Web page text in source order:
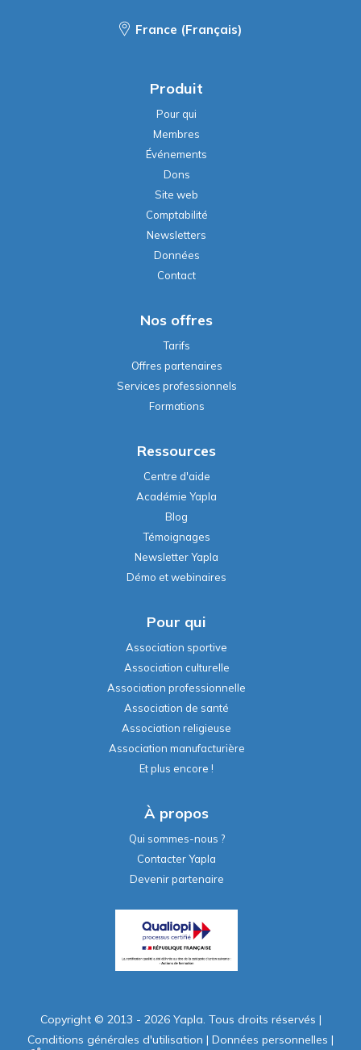
France (Français)
Produit
Pour qui
Membres
Événements
Dons
Site web
Comptabilité
Newsletters
Données
Contact
Nos offres
Tarifs
Offres partenaires
Services professionnels
Formations
Ressources
Centre d'aide
Académie Yapla
Blog
Témoignages
Newsletter Yapla
Démo et webinaires
Pour qui
Association sportive
Association culturelle
Association professionnelle
Association de santé
Association religieuse
Association manufacturière
Et plus encore !
À propos
Qui sommes-nous ?
Contacter Yapla
Devenir partenaire
Copyright © 2013 - 2026 Yapla. Tous droits réservés |
Conditions générales d'utilisation | Données personnelles |